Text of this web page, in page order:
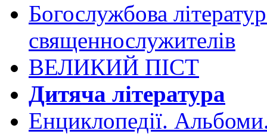
Богослужбова
священнослужителів
ВЕЛИКИЙ ПІСТ
Дитяча література
Енциклопедії.